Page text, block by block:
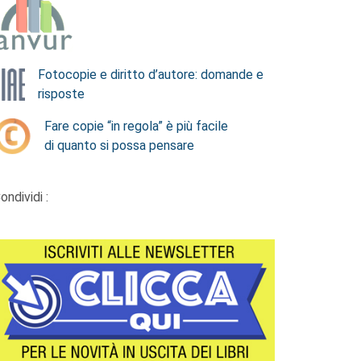
Fotocopie e diritto d’autore: domande e
risposte
Fare copie “in regola” è più facile
di quanto si possa pensare
: